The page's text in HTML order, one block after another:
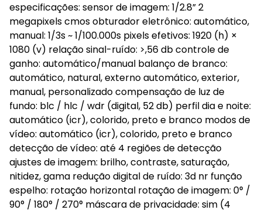
especificações: sensor de imagem: 1/2.8” 2
megapixels cmos obturador eletrônico: automático,
manual: 1/3s ~ 1/100.000s pixels efetivos: 1920 (h) ×
1080 (v) relação sinal-ruído: >,56 db controle de
ganho: automático/manual balanço de branco:
automático, natural, externo automático, exterior,
manual, personalizado compensação de luz de
fundo: blc / hlc / wdr (digital, 52 db) perfil dia e noite:
automático (icr), colorido, preto e branco modos de
vídeo: automático (icr), colorido, preto e branco
detecção de vídeo: até 4 regiões de detecção
ajustes de imagem: brilho, contraste, saturação,
nitidez, gama redução digital de ruído: 3d nr função
espelho: rotação horizontal rotação de imagem: 0° /
90° / 180° / 270° máscara de privacidade: sim (4